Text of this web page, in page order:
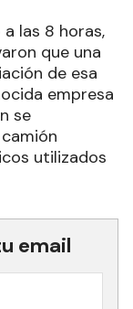
las 8 horas,
que una
de esa
empresa
se
utilizados
email